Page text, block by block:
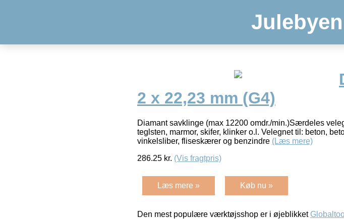
2 x 22,23 mm (G4)
Diamant savklinge (max 12200 omdr./min.)Særdeles
teglsten, marmor, skifer, klinker o.l. Velegnet til: beton,
vinkelsliber, fliseskærer og benzindre (Læs mere)
286.25 kr. (Vis fragtpris)
Læs mere » Køb nu »
Den mest populære værktøjsshop er i øjeblikket